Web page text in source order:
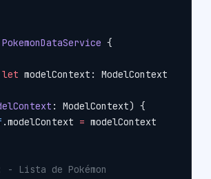
PokemonDataService {
let modelContext: ModelContext
: ModelContext) {
.modelContext = modelContext
- Lista de Pokémon